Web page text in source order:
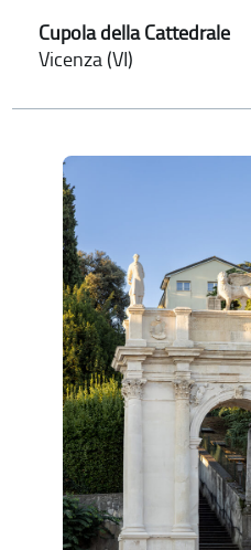
Cupola della Cattedrale
Vicenza (VI)